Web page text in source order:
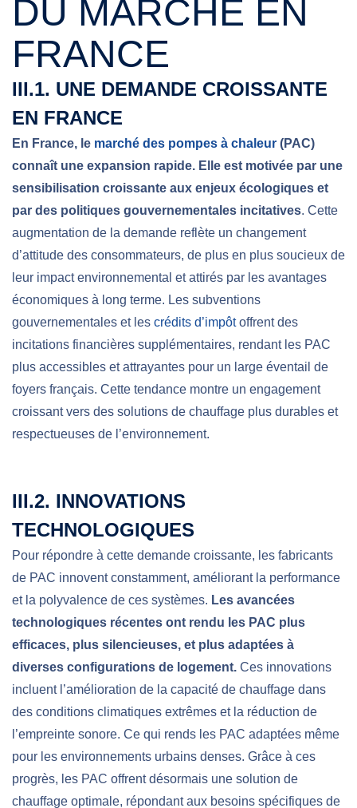
DU MARCHÉ EN
FRANCE
III.1. UNE DEMANDE CROISSANTE
EN FRANCE
En France, le marché des pompes à chaleur (PAC)
connaît une expansion rapide. Elle est motivée par une
sensibilisation croissante aux enjeux écologiques et
par des politiques gouvernementales incitatives. Cette
augmentation de la demande reflète un changement
d’attitude des consommateurs, de plus en plus soucieux de
leur impact environnemental et attirés par les avantages
économiques à long terme. Les subventions
gouvernementales et les crédits d’impôtoffrent des
incitations financières supplémentaires, rendant les PAC
plus accessibles et attrayantes pour un large éventail de
foyers français. Cette tendance montre un engagement
croissant vers des solutions de chauffage plus durables et
respectueuses de l’environnement.
III.2. INNOVATIONS
TECHNOLOGIQUES
Pour répondre à cette demande croissante, les fabricants
de PAC innovent constamment, améliorant la performance
et la polyvalence de ces systèmes. Les avancées
technologiques récentes ont rendu les PAC plus
efficaces, plus silencieuses, et plus adaptées à
diverses configurations de logement. Ces innovations
incluent l’amélioration de la capacité de chauffage dans
des conditions climatiques extrêmes et la réduction de
l’empreinte sonore. Ce qui rends les PAC adaptées même
pour les environnements urbains denses. Grâce à ces
progrès, les PAC offrent désormais une solution de
chauffage optimale, répondant aux besoins spécifiques de